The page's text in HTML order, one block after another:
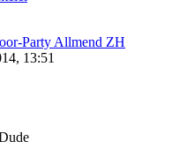
Party Allmend ZH
13:51